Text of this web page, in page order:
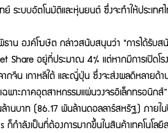
ระบบอัตโนมัติและหุ่นยนต์ ซึ่งจะทำให้ประเ
ฆษิต กล่าวสนับสนุนว่า "การได้รับสนับสนุ
Share อยู่ที่ประมาณ 4% แต่หากมีการเปิดโ
กจีน เกาหลีใต้ และญี่ปุ่น ซึ่งจะส่งผลดีหลายด้
พาะภาคอุตสาหกรรมแผ่นวงจรอิเล็กทรอนิกส์”
พันล้านดอลลาร์สหรัฐ) ภายในปี
ก็กำลังเป็นที่ต้องการมากขึ้นในสินค้าเทคโน